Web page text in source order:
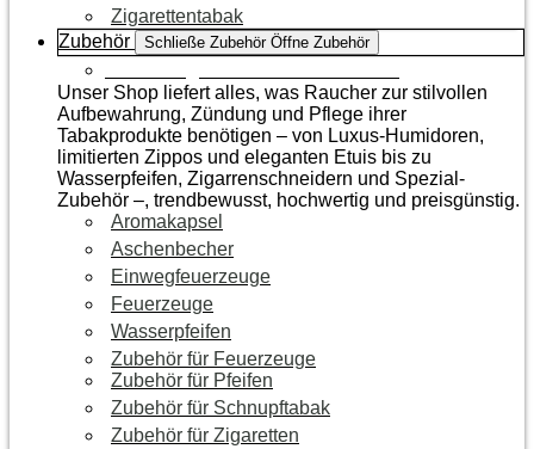
Zigarettentabak
Zubehör
Schließe Zubehör Öffne Zubehör
Unser Shop liefert alles, was Raucher zur stilvollen
Aufbewahrung, Zündung und Pflege ihrer
Tabakprodukte benötigen – von Luxus-Humidoren,
limitierten Zippos und eleganten Etuis bis zu
Wasserpfeifen, Zigarrenschneidern und Spezial-
Zubehör –, trendbewusst, hochwertig und preisgünstig.
Aromakapsel
Aschenbecher
Einwegfeuerzeuge
Feuerzeuge
Wasserpfeifen
Zubehör für Feuerzeuge
Zubehör für Pfeifen
Zubehör für Schnupftabak
Zubehör für Zigaretten